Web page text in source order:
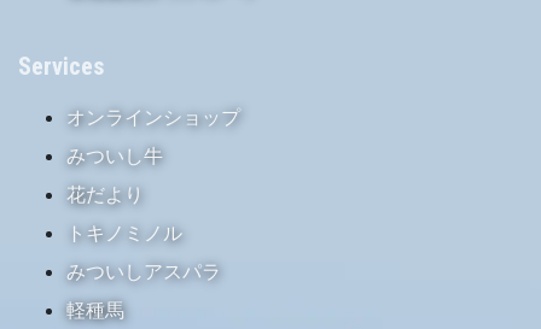
Services
オンラインショップ
みついし牛
花だより
トキノミノル
みついしアスパラ
軽種馬